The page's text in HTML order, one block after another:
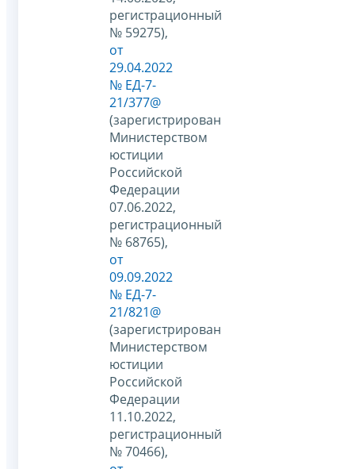
регистрационный
№ 59275),
от
29.04.2022
№ ЕД-7-
21/377@
(зарегистрирован
Министерством
юстиции
Российской
Федерации
07.06.2022,
регистрационный
№ 68765),
от
09.09.2022
№ ЕД-7-
21/821@
(зарегистрирован
Министерством
юстиции
Российской
Федерации
11.10.2022,
регистрационный
№ 70466),